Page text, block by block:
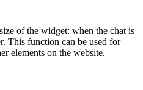
of the widget: when the chat is
This function can be used for
elements on the website.